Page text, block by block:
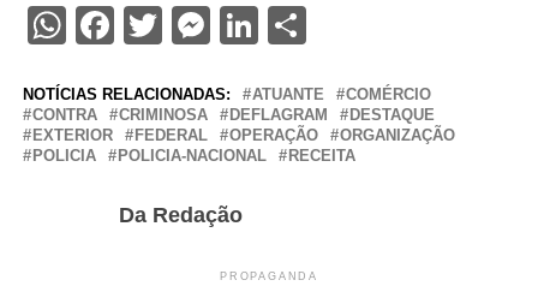
WhatsApp
Facebook
Twitter
Messenger
LinkedIn
Share
NOTÍCIAS RELACIONADAS: ATUANTE
COMÉRCIO
CONTRA
CRIMINOSA DEFLAGRAM
DESTAQUE
EXTERIOR
FEDERAL OPERAÇÃO
ORGANIZAÇÃO
POLICIA
POLICIA-NACIONAL RECEITA
Da Redação
PROPAGANDA